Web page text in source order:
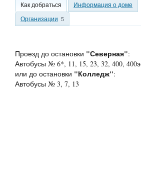
Как добраться
Информация о доме
Организации 5
Проезд до остановки "Северная":
Автобусы № 6*, 11, 15, 23, 32, 400, 400э
или до остановки "Колледж":
Автобусы № 3, 7, 13